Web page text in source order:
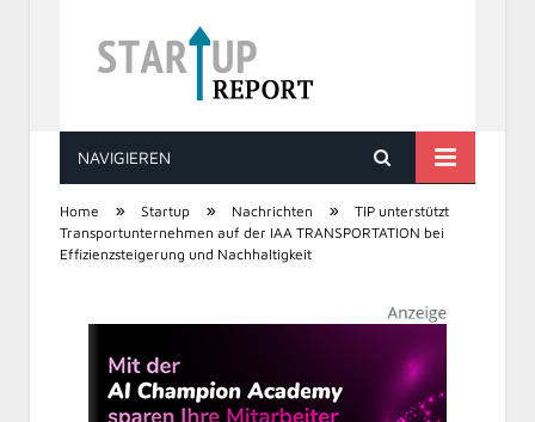
STARTUP REPORT
NAVIGIEREN
Home » Startup » Nachrichten »
TIP unterstützt
Transportunternehmen auf der IAA TRANSPORTATION bei
Effizienzsteigerung und Nachhaltigkeit